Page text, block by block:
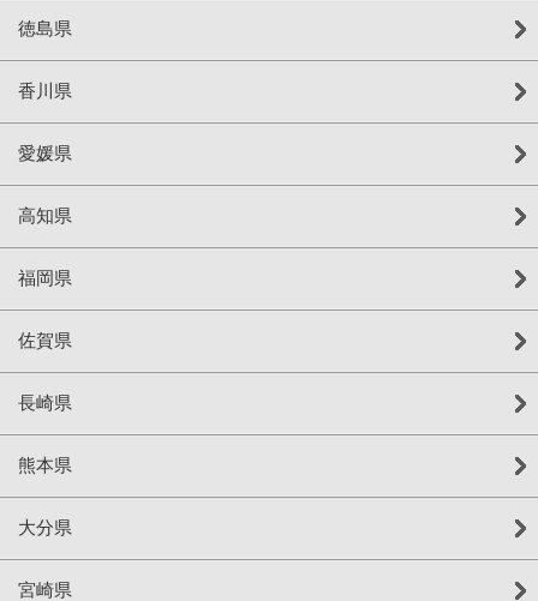
徳島県
香川県
愛媛県
高知県
福岡県
佐賀県
長崎県
熊本県
大分県
宮崎県